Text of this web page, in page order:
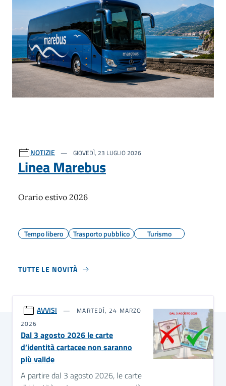
NOTIZIE GIOVEDÌ, 23 LUGLIO 2026
Linea Marebus
Orario estivo 2026
Tempo libero Trasporto pubblico Turismo
TUTTE LE NOVITÀ
AVVISI
MARTEDÌ, 24 MARZO
2026
Dal 3 agosto 2026 le carte
d’identità cartacee non saranno
più valide
A partire dal 3 agosto 2026, le carte